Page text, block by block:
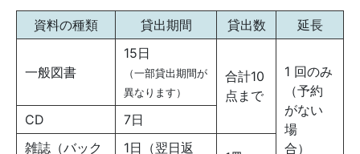
資料の種類 貸出期間 貸出数 延長
一般図書
15日
（一部貸出期間が
異なります）
合計10
点まで
1 回のみ
（予約
がない
場
合）
CD
7日
雑誌（バック
1日（翌日返